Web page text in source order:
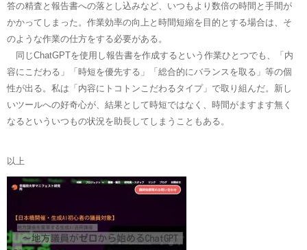
答の精査と報告書への落とし込みなど、いつもより数倍の時間と手間が
かかってしまった。作業効率の向上と時間短縮を目的とする場合は、そ
のような作業の仕方をする必要がある。
同じChatGPTを使用し報告書を作成するという作業ひとつでも、「内
容にこだわる」「時短を優先する」「総合的にバランスを取る」等の個
性が出る。私は「内容にトコトンこだわるタイプ」で取り組んだ。新し
いツールへの好奇心が、結果として時短ではなく、時間がますます無く
なるといういつもの状況を助長してしまうこともある。
以上